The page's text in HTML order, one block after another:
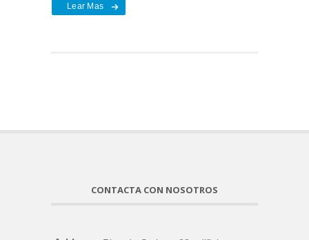
Lear Mas
CONTACTA CON NOSOTROS